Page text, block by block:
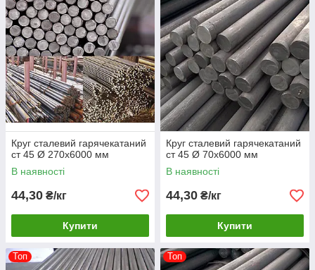
Круг сталевий гарячекатаний
ст 45 Ø 270х6000 мм
В наявності
44,30 ₴/кг
Купити
Круг сталевий гарячекатаний
ст 45 Ø 70х6000 мм
В наявності
44,30 ₴/кг
Купити
Топ Топ